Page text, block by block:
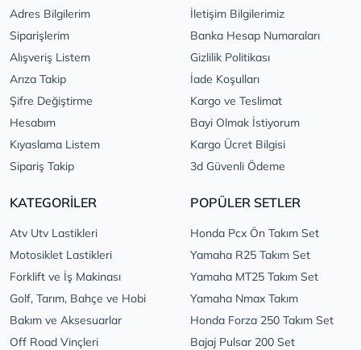
Adres Bilgilerim
Siparişlerim
Alışveriş Listem
Arıza Takip
Şifre Değiştirme
Hesabım
Kıyaslama Listem
Sipariş Takip
İletişim Bilgilerimiz
Banka Hesap Numaraları
Gizlilik Politikası
İade Koşulları
Kargo ve Teslimat
Bayi Olmak İstiyorum
Kargo Ücret Bilgisi
3d Güvenli Ödeme
KATEGORİLER
Atv Utv Lastikleri
Motosiklet Lastikleri
Forklift ve İş Makinası
Golf, Tarım, Bahçe ve Hobi
Bakım ve Aksesuarlar
Off Road Vinçleri
POPÜLER SETLER
Honda Pcx Ön Takım Set
Yamaha R25 Takım Set
Yamaha MT25 Takım Set
Yamaha Nmax Takım
Honda Forza 250 Takım Set
Bajaj Pulsar 200 Set